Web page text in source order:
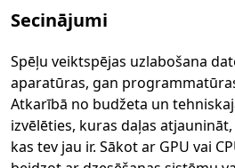
Secinājumi
Spēļu veiktspējas uzlabošana
aparatūras, gan
Atkarībā no budžeta un
izvēlēties, kuras daļas
kas tev jau ir. Sākot ar GPU vai